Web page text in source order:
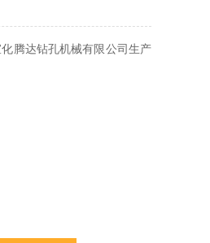
腾达钻孔机械有限公司生产